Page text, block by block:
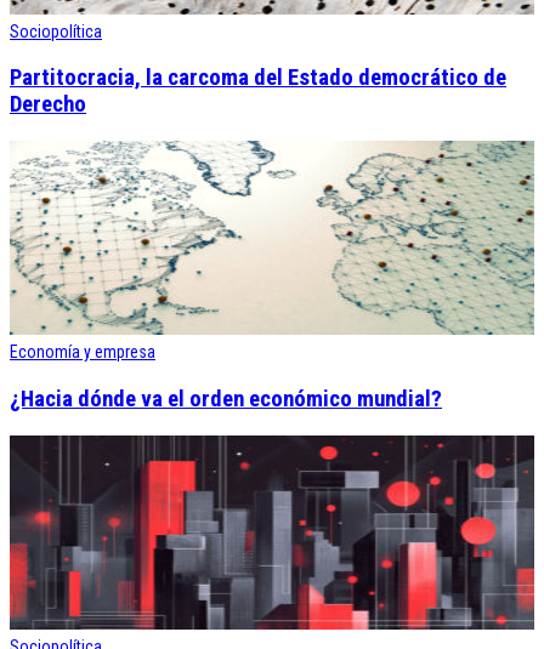
Sociopolítica
Partitocracia, la carcoma del Estado democrático de
Derecho
Economía y empresa
¿Hacia dónde va el orden económico mundial?